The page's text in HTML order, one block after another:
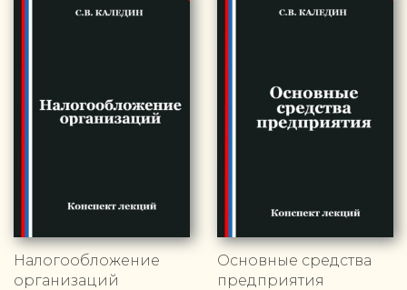
Налогообложение
организаций
Основные средства
предприятия